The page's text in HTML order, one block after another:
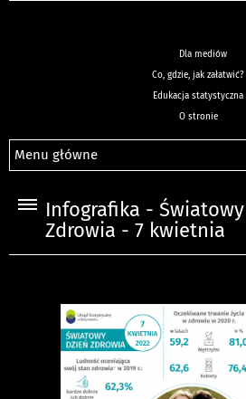
Dla mediów
Co, gdzie, jak załatwić?
Edukacja statystyczna
O stronie
Menu główne
Infografika -
Zdrowia - 7 kwietnia